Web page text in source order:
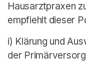
Hausarztpraxen
empfiehlt dieser
i) Klärung und
der